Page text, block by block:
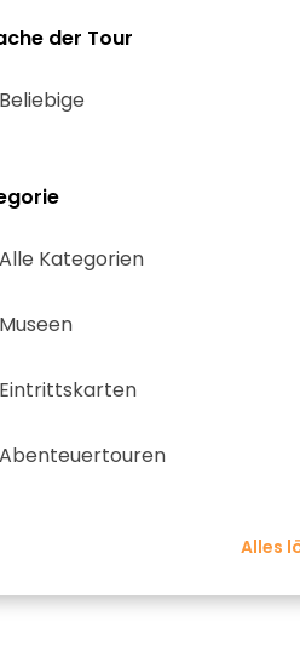
der Tour
Beliebige
Alle Kategorien
Museen
Eintrittskarten
Abenteuertouren
Alles